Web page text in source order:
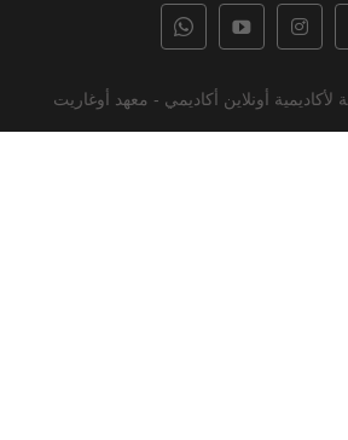
أونلاين أكاديمي - معهد أوغاريت